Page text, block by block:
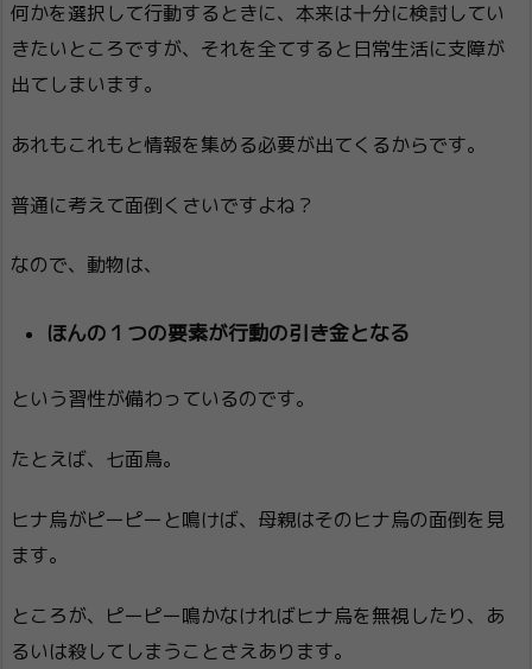
何かを選択して行動するときに、本来は十分に検討してい
きたいところですが、それを全てすると日常生活に支障が
出てしまいます。
あれもこれもと情報を集める必要が出てくるからです。
普通に考えて面倒くさいですよね？
なので、動物は、
ほんの１つの要素が行動の引き金となる
という習性が備わっているのです。
たとえば、七面鳥。
ヒナ烏がピーピーと鳴けば、母親はそのヒナ烏の面倒を見
ます。
ところが、ピーピー鳴かなければヒナ烏を無視したり、あ
るいは殺してしまうことさえあります。